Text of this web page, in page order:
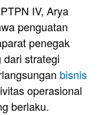
IV, Arya
penguatan
penegak
strategi
bisnis
operasional
berlaku.